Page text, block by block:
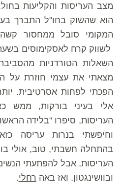
מצב העריסות והקליעות
הוא שהשוק בחו"ל התברך
המקומי סובל ממחסור
לשווק קרח לאסקימוסים
השאלות הטורדניות
מצאתי את עצמי חוזרת על
הפכתי לפחות אסרטיבית.
אלי בעיני בורקות, ממש
העריסות, סיפרו "בלידה
וחיפשתי בנרות עריסה
בהתחלה חשבתי, טוב, אולי
העריסות, אבל להפתעתי הנשים
ובוושינגטון. ואז באה רחלי.